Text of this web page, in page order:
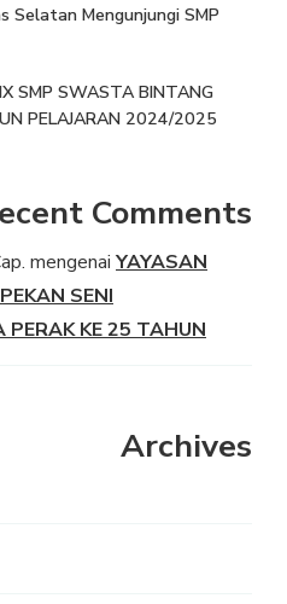
Selatan Mengunjungi SMP
SMP SWASTA BINTANG
PELAJARAN 2024/2025
Comments
mengenai YAYASAN
SENI
PERAK KE 25 TAHUN
Archives